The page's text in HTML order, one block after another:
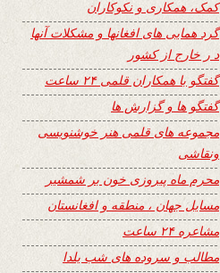
کمک، همکاری و نکوکاران
گرد همایی های افغانها و مشکلات آنها
د ر خارج از کشور
گفتگو با همکاران قلمی ۲۴ ساعت
گفتگو ها و گزارش ها
مجموعه های قلمی هنر خوشنویسی
ونقاشی
محرم ماه پیروزی خون بر شمشیر
مسایل جهان ، منطقه و افغانستان
مشاعره ۲۴ ساعت
مطالب و سروده های شب یلدا